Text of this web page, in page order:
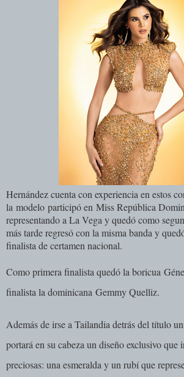
Hernández cuenta con experiencia en estos
la modelo participó en Miss República
representando a La Vega y quedó como
más tarde regresó con la misma banda y
finalista de certamen nacional.
Como primera finalista quedó la boricua
finalista la dominicana Gemmy Quelliz.
Además de irse a Tailandia detrás del título
portará en su cabeza un diseño exclusivo que
preciosas: una esmeralda y un rubí que